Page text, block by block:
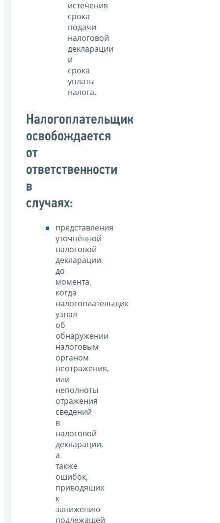
истечения
срока
подачи
налоговой
декларации
и
срока
уплаты
налога.
Налогоплательщик
освобождается
от
ответственности
в
случаях:
представления
уточнённой
налоговой
декларации
до
момента,
когда
налогоплательщик
узнал
об
обнаружении
налоговым
органом
неотражения,
или
неполноты
отражения
сведений
в
налоговой
декларации,
а
также
ошибок,
приводящих
к
занижению
подлежащей